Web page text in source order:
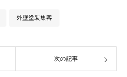
外壁塗装集客
次の記事